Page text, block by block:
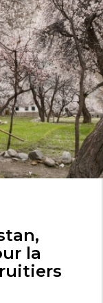
la